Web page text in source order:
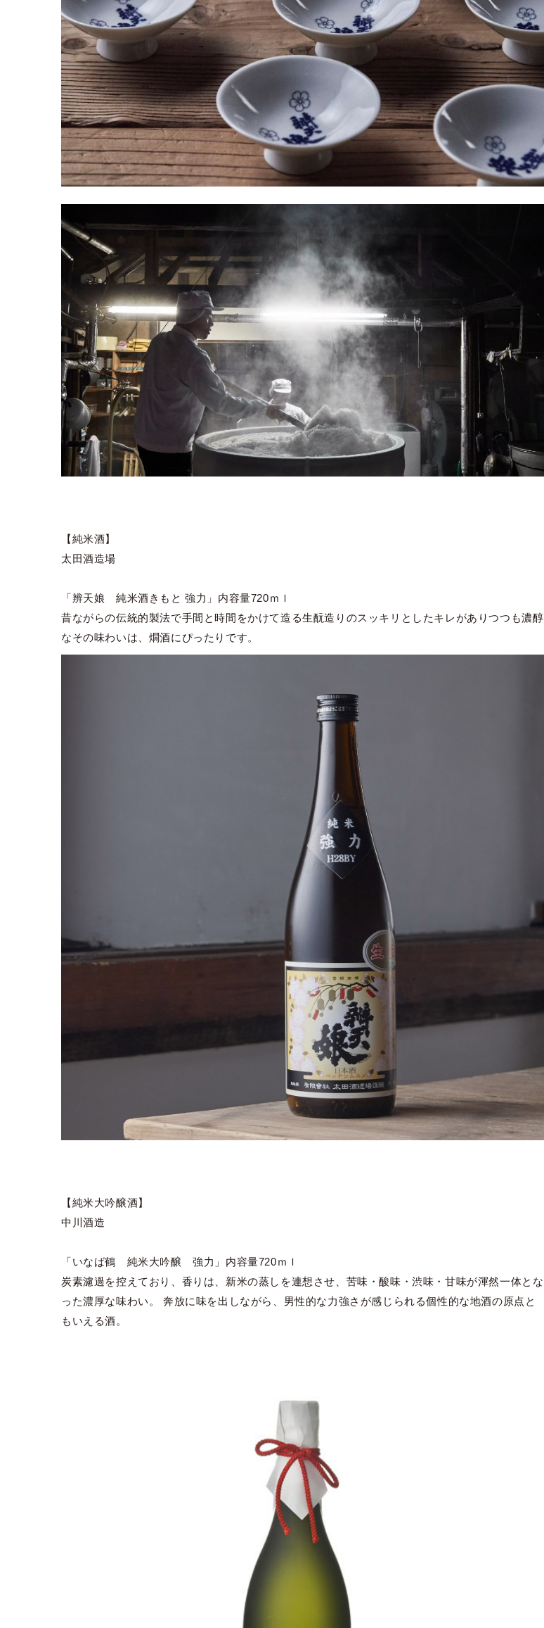
【純米酒】
太田酒造場
「辨天娘 純米酒きもと 強力」内容量720ｍｌ
昔ながらの伝統的製法で手間と時間をかけて造る生酛造りのスッキリとしたキレがありつつも濃醇
なその味わいは、燗酒にぴったりです。
【純米大吟醸酒】
中川酒造
「いなば鶴 純米大吟醸 強力」内容量720ｍｌ
炭素濾過を控えており、香りは、新米の蒸しを連想させ、苦味・酸味・渋味・甘味が渾然一体とな
った濃厚な味わい。 奔放に味を出しながら、男性的な力強さが感じられる個性的な地酒の原点と
もいえる酒。